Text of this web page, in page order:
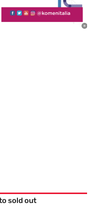
sold out